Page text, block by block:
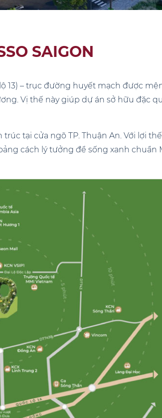
SAIGON
13) – trục đường huyết mạch được
Vị thế này giúp dự án sở hữu đặc
tại cửa ngõ TP. Thuận An. Với lợi
cách lý tưởng để sống xanh